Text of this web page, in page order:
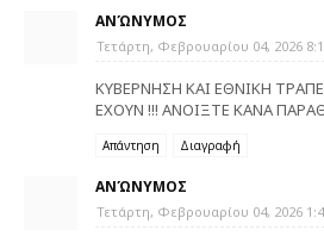
ΑΝΏΝΥΜΟΣ
Τετάρτη, Φεβρουαρίου 04, 2026
ΚΥΒΕΡΝΗΣΗ ΚΑΙ ΕΘΝΙΚΗ
ΕΧΟΥΝ !!! ΑΝΟΙΞΤΕ ΚΑΝΑ
Απάντηση Διαγραφή
ΑΝΏΝΥΜΟΣ
Τετάρτη, Φεβρουαρίου 04, 2026